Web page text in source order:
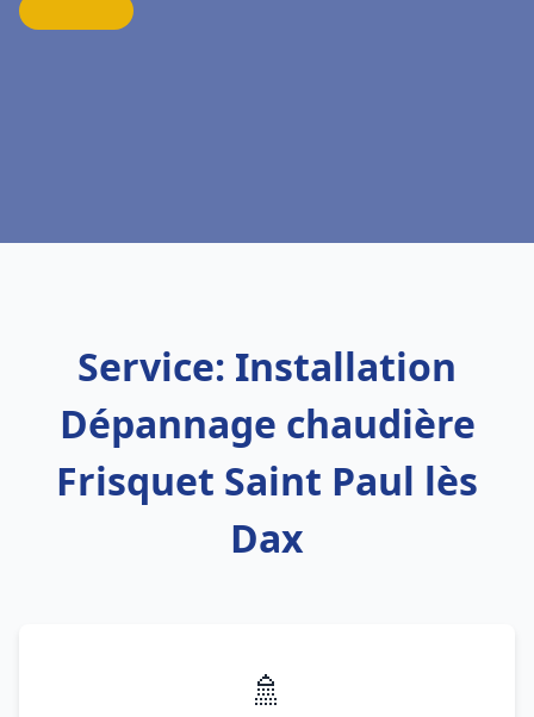
Service: Installation
Dépannage chaudière
Frisquet Saint Paul lès
Dax
🚿